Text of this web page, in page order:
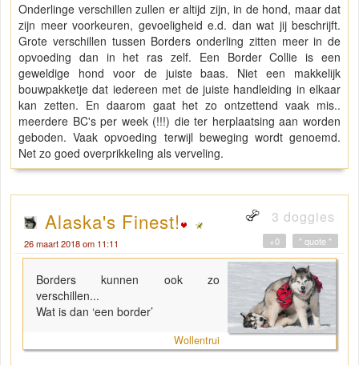
Onderlinge verschillen zullen er altijd zijn, in de hond, maar dat
zijn meer voorkeuren, gevoeligheid e.d. dan wat jij beschrijft.
Grote verschillen tussen Borders onderling zitten meer in de
opvoeding dan in het ras zelf. Een Border Collie is een
geweldige hond voor de juiste baas. Niet een makkelijk
bouwpakketje dat iedereen met de juiste handleiding in elkaar
kan zetten. En daarom gaat het zo ontzettend vaak mis..
meerdere BC's per week (!!!) die ter herplaatsing aan worden
geboden. Vaak opvoeding terwijl beweging wordt genoemd.
Net zo goed overprikkeling als verveling.
Alaska's Finest! 3 doggies
26 maart 2018 om 11:11 " quote "
+0
Borders kunnen ook zo
verschillen...
Wat is dan ‘een border’
Wollentrui